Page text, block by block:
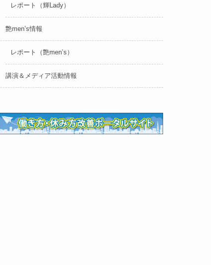
レポート（輝Lady）
艶men’s情報
レポート（艶men’s）
講演＆メディア活動情報